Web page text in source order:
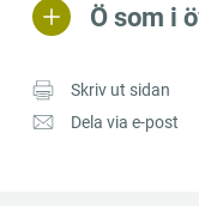
Ö som i
Skriv ut sidan
Dela via e-post